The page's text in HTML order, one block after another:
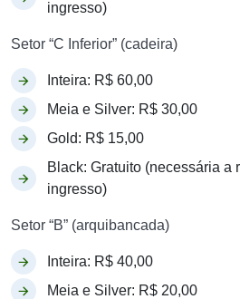
ingresso)
Setor “C Inferior” (cadeira)
Inteira: R$ 60,00
Meia e Silver: R$ 30,00
Gold: R$ 15,00
Black: Gratuito (necessária a
ingresso)
Setor “B” (arquibancada)
Inteira: R$ 40,00
Meia e Silver: R$ 20,00